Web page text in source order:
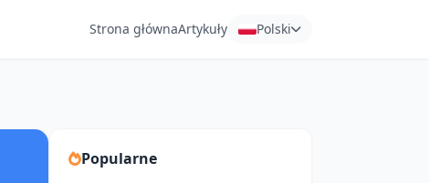
Strona głównaArtykuły Polski
Popularne